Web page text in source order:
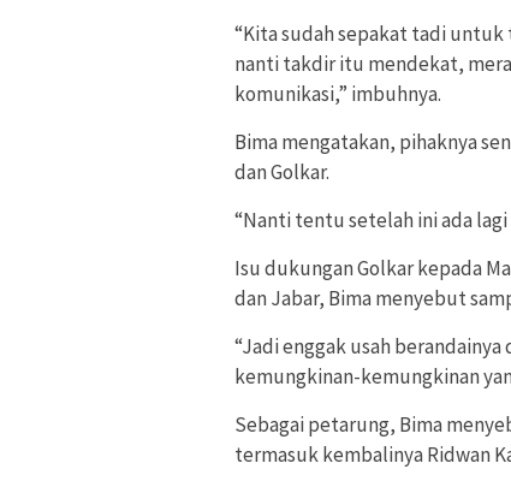
“Kita sudah sepakat tadi
nanti takdir itu mendekat,
komunikasi,” imbuhnya.
Bima mengatakan, pihaknya
dan Golkar.
“Nanti tentu setelah ini ada
Isu dukungan Golkar kepada
dan Jabar, Bima menyebut
“Jadi enggak usah
kemungkinan-kemungkinan
Sebagai petarung, Bima
termasuk kembalinya Ridwan